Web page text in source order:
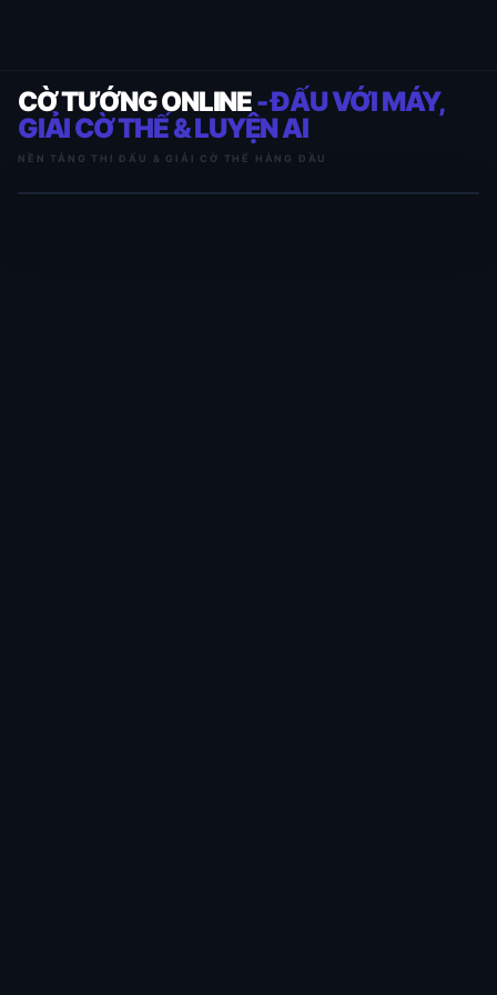
CỜ TƯỚNG ONLINE- ĐẤU VỚI MÁY,
GIẢI CỜ THẾ & LUYỆN AI
NỀN TẢNG THI ĐẤU & GIẢI CỜ THẾ HÀNG ĐẦU